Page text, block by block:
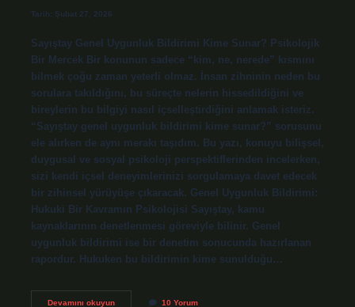
Tarih: Şubat 27, 2026
Sayıştay Genel Uygunluk Bildirimi Kime Sunar? Psikolojik
Bir Mercek Bir konunun sadece “kim, ne, nerede” kısmını
bilmek çoğu zaman yeterli olmaz. İnsan zihninin neden bu
sorulara takıldığını, bu süreçte nelerin hissedildiğini ve
bireylerin bu bilgiyi nasıl içselleştirdiğini anlamak isteriz.
“Sayıştay genel uygunluk bildirimi kime sunar?” sorusunu
ele alırken de aynı merakı taşıdım. Bu yazı, konuyu bilişsel,
duygusal ve sosyal psikoloji perspektiflerinden incelerken,
sizi kendi içsel deneyimlerinizi sorgulamaya davet edecek
bir zihinsel yürüyüşe çıkaracak. Genel Uygunluk Bildirimi:
Hukuki Bir Kavramın Psikolojisi Sayıştay, kamu
kaynaklarının denetlenmesi göreviyle bilinir. Genel
uygunluk bildirimi ise bir denetim sonucunda hazırlanan
rapordur. Hukuken bu bildirimin kime sunulduğu…
Devamını okuyunSayıştay
10 Yorum